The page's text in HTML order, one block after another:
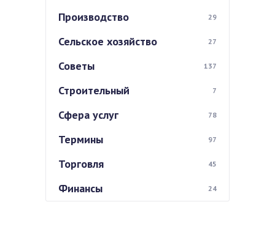
Производство 29
Сельское хозяйство 27
Советы 137
Строительный 7
Сфера услуг 78
Термины 97
Торговля 45
Финансы 24